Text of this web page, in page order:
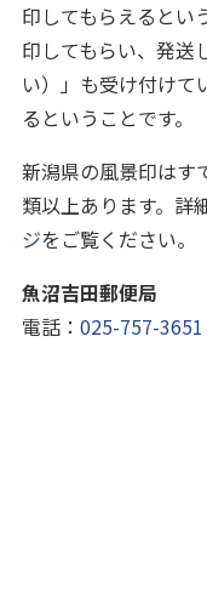
印してもらえるとい
印してもらい、発送
い）」も受け付けて
るということです。
新潟県の風景印はす
類以上あります。詳
ジをご覧ください。
魚沼吉田郵便局
電話： 025-757-3651